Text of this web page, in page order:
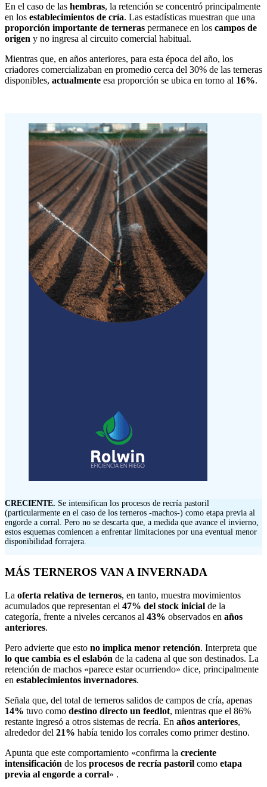
En el caso de las hembras, la retención se concentró principalmente
en los establecimientos de cría. Las estadísticas muestran que una
proporción importante de terneras permanece en los campos de
origen y no ingresa al circuito comercial habitual.
Mientras que, en años anteriores, para esta época del año, los
criadores comercializaban en promedio cerca del 30% de las terneras
disponibles, actualmente esa proporción se ubica en torno al 16%.
CRECIENTE. Se intensifican los procesos de recría pastoril
(particularmente en el caso de los terneros -machos-) como etapa previa al
engorde a corral. Pero no se descarta que, a medida que avance el invierno,
estos esquemas comiencen a enfrentar limitaciones por una eventual menor
disponibilidad forrajera.
MÁS TERNEROS VAN A INVERNADA
La oferta relativa de terneros, en tanto, muestra movimientos
acumulados que representan el 47% del stock inicial de la
categoría, frente a niveles cercanos al 43% observados en años
anteriores.
Pero advierte que esto no implica menor retención. Interpreta que
lo que cambia es el eslabón de la cadena al que son destinados. La
retención de machos «parece estar ocurriendo» dice, principalmente
en establecimientos invernadores.
Señala que, del total de terneros salidos de campos de cría, apenas
14% tuvo como destino directo un feedlot, mientras que el 86%
restante ingresó a otros sistemas de recría. En años anteriores,
alrededor del 21% había tenido los corrales como primer destino.
Apunta que este comportamiento «confirma la creciente
intensificación de los procesos de recría pastoril como etapa
previa al engorde a corral» .